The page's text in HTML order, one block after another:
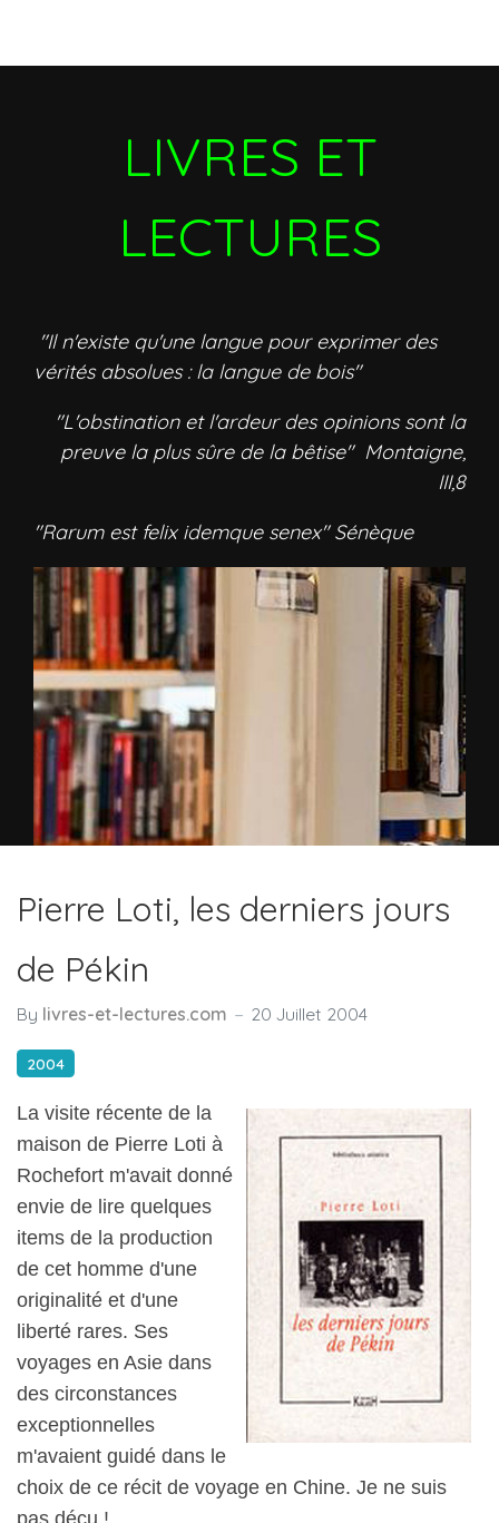
LIVRES ET
LECTURES
"Il n'existe qu'une langue pour exprimer des
vérités absolues : la langue de bois"
"L'obstination et l'ardeur des opinions sont la
preuve la plus sûre de la bêtise" Montaigne,
III,8
"Rarum est felix idemque senex" Sénèque
Pierre Loti, les derniers jours
de Pékin
By livres-et-lectures.com 20 Juillet 2004
2004
La visite récente de la
maison de Pierre Loti à
Rochefort m'avait donné
envie de lire quelques
items de la production
de cet homme d'une
originalité et d'une
liberté rares. Ses
voyages en Asie dans
des circonstances
exceptionnelles
m'avaient guidé dans le
choix de ce récit de voyage en Chine. Je ne suis
pas déçu !